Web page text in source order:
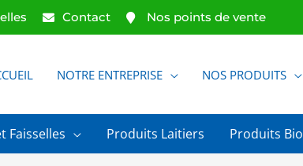
Contact Nos points de vente
NOTRE ENTREPRISE NOS PRODUITS
Faisselles Produits Laitiers Produits Bio